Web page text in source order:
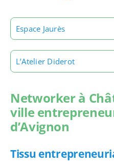
Espace Jaurès
L’Atelier Diderot
Networker à
ville
d’Avignon
Tissu